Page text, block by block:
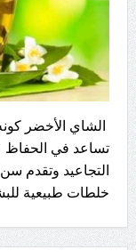
الشاي الأخضر
تساعد في الحفاظ
التجاعيد وتقدم
خلطات طبيعية